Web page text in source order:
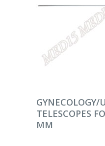
DEVAMINI OKU
GYNECOLOGY/
TELESCOPES
MM